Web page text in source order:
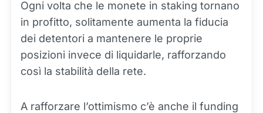
Ogni volta che le monete in staking tornano
in profitto, solitamente aumenta la fiducia
dei detentori a mantenere le proprie
posizioni invece di liquidarle, rafforzando
così la stabilità della rete.
A rafforzare l’ottimismo c’è anche il funding